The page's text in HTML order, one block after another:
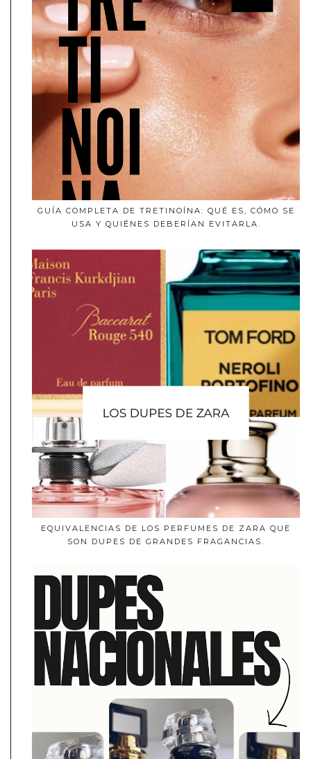
GUÍA COMPLETA DE TRETINOÍNA: QUÉ ES, CÓMO SE
USA Y QUIÉNES DEBERÍAN EVITARLA.
EQUIVALENCIAS DE LOS PERFUMES DE ZARA QUE
SON DUPES DE GRANDES FRAGANCIAS.